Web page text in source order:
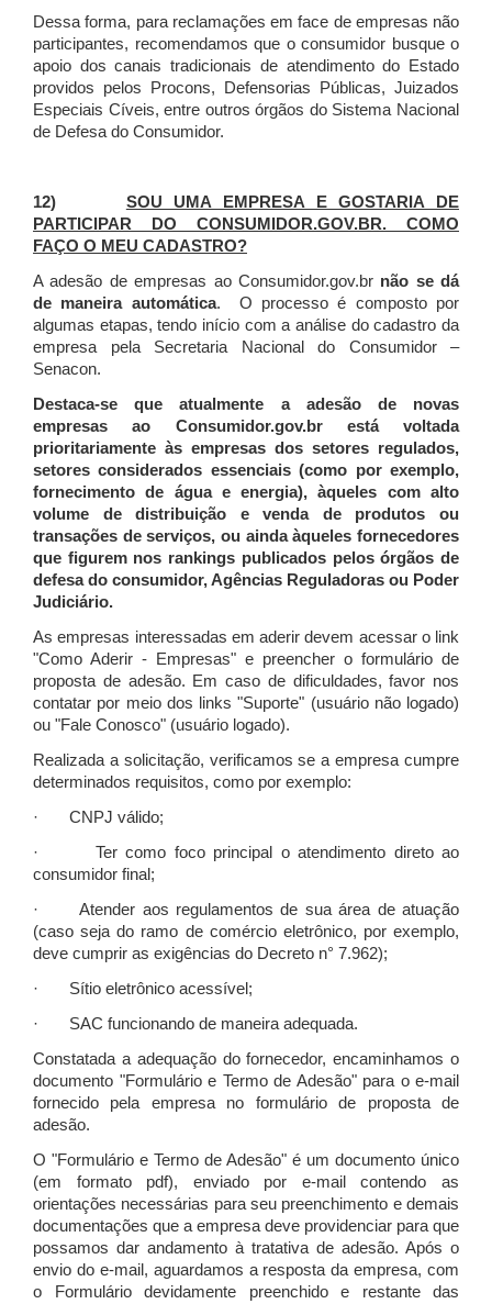
Dessa forma, para reclamações em face de empresas não
participantes, recomendamos que o consumidor busque o
apoio dos canais tradicionais de atendimento do Estado
providos pelos Procons, Defensorias Públicas, Juizados
Especiais Cíveis, entre outros órgãos do Sistema Nacional
de Defesa do Consumidor.
12) SOU UMA EMPRESA E GOSTARIA DE
PARTICIPAR DO CONSUMIDOR.GOV.BR. COMO
FAÇO O MEU CADASTRO?
A adesão de empresas ao Consumidor.gov.br não se dá
de maneira automática. O processo é composto por
algumas etapas, tendo início com a análise do cadastro da
empresa pela Secretaria Nacional do Consumidor –
Senacon.
Destaca-se que atualmente a adesão de novas
empresas ao Consumidor.gov.br está voltada
prioritariamente às empresas dos setores regulados,
setores considerados essenciais (como por exemplo,
fornecimento de água e energia), àqueles com alto
volume de distribuição e venda de produtos ou
transações de serviços, ou ainda àqueles fornecedores
que figurem nos rankings publicados pelos órgãos de
defesa do consumidor, Agências Reguladoras ou Poder
Judiciário.
As empresas interessadas em aderir devem acessar o link
"Como Aderir - Empresas" e preencher o formulário de
proposta de adesão. Em caso de dificuldades, favor nos
contatar por meio dos links "Suporte" (usuário não logado)
ou "Fale Conosco" (usuário logado).
Realizada a solicitação, verificamos se a empresa cumpre
determinados requisitos, como por exemplo:
· CNPJ válido;
· Ter como foco principal o atendimento direto ao
consumidor final;
· Atender aos regulamentos de sua área de atuação
(caso seja do ramo de comércio eletrônico, por exemplo,
deve cumprir as exigências do Decreto n° 7.962);
· Sítio eletrônico acessível;
· SAC funcionando de maneira adequada.
Constatada a adequação do fornecedor, encaminhamos o
documento "Formulário e Termo de Adesão" para o e-mail
fornecido pela empresa no formulário de proposta de
adesão.
O "Formulário e Termo de Adesão" é um documento único
(em formato pdf), enviado por e-mail contendo as
orientações necessárias para seu preenchimento e demais
documentações que a empresa deve providenciar para que
possamos dar andamento à tratativa de adesão. Após o
envio do e-mail, aguardamos a resposta da empresa, com
o Formulário devidamente preenchido e restante das